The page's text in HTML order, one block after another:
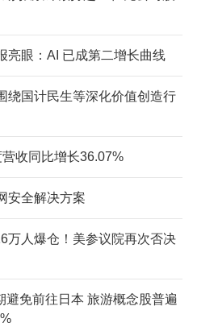
亮眼：AI 已成第二增长曲线
绕国计民生等深化价值创造行
收同比增长36.07%
安全解决方案
万人爆仓！美参议院再次否决
避免前往日本 旅游概念股普遍